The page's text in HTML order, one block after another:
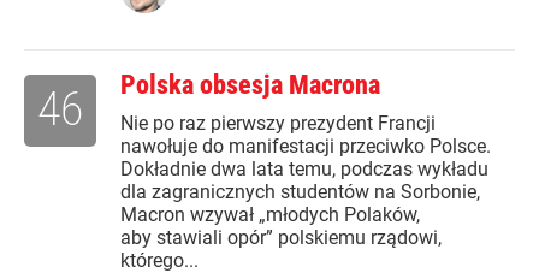
Polska obsesja Macrona
Nie po raz pierwszy prezydent Francji
nawołuje do manifestacji przeciwko Polsce.
Dokładnie dwa lata temu, podczas wykładu
dla zagranicznych studentów na Sorbonie,
Macron wzywał „młodych Polaków,
aby stawiali opór” polskiemu rządowi,
którego...
46